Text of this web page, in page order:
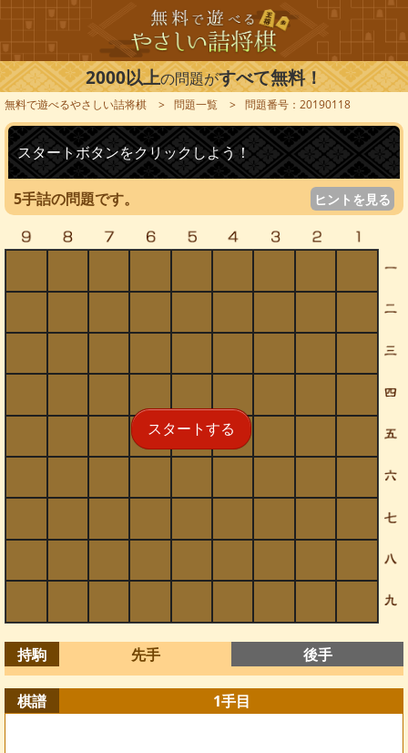
2000以上の問題がすべて無料！
無料で遊べるやさしい詰将棋 問題一覧 問題番号：20190118
スタートボタンをクリックしよう！
5手詰の問題です。 ヒントを見る
スタートする
持駒 先手 後手
棋譜 1手目